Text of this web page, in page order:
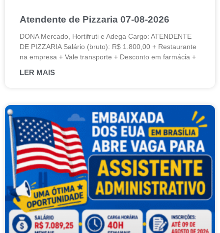
Atendente de Pizzaria 07-08-2026
DONA Mercado, Hortifruti e Adega Cargo: ATENDENTE
DE PIZZARIA Salário (bruto): R$ 1.800,00 + Restaurante
na empresa + Vale transporte + Desconto em farmácia +
LER MAIS